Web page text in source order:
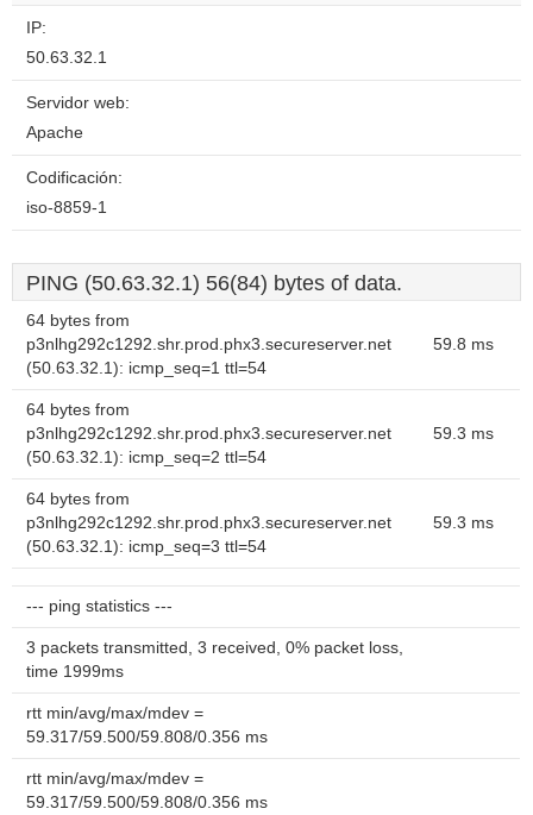
IP:
50.63.32.1
Servidor web:
Apache
Codificación:
iso-8859-1
PING (50.63.32.1) 56(84) bytes of data.
64 bytes from
p3nlhg292c1292.shr.prod.phx3.secureserver.net
(50.63.32.1): icmp_seq=1 ttl=54
59.8 ms
64 bytes from
p3nlhg292c1292.shr.prod.phx3.secureserver.net
(50.63.32.1): icmp_seq=2 ttl=54
59.3 ms
64 bytes from
p3nlhg292c1292.shr.prod.phx3.secureserver.net
(50.63.32.1): icmp_seq=3 ttl=54
59.3 ms
--- ping statistics ---
3 packets transmitted, 3 received, 0% packet loss,
time 1999ms
rtt min/avg/max/mdev =
59.317/59.500/59.808/0.356 ms
rtt min/avg/max/mdev =
59.317/59.500/59.808/0.356 ms